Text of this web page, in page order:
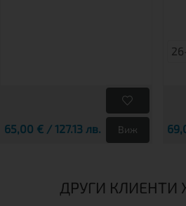
65,00 € / 127.13 лв. Виж
ДРУГИ КЛИЕНТИ